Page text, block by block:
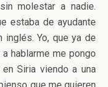
molestar a nadie.
estaba de ayudante
inglés. Yo, que ya de
hablarme me pongo
Siria viendo a una